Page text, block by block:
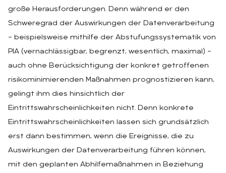
große Herausforderungen. Denn während er den
Schweregrad der Auswirkungen der Datenverarbeitung
– beispielsweise mithilfe der Abstufungssystematik von
PIA (vernachlässigbar, begrenzt, wesentlich, maximal) –
auch ohne Berücksichtigung der konkret getroffenen
risikominimierenden Maßnahmen prognostizieren kann,
gelingt ihm dies hinsichtlich der
Eintrittswahrscheinlichkeiten nicht. Denn konkrete
Eintrittswahrscheinlichkeiten lassen sich grundsätzlich
erst dann bestimmen, wenn die Ereignisse, die zu
Auswirkungen der Datenverarbeitung führen können,
mit den geplanten Abhilfemaßnahmen in Beziehung